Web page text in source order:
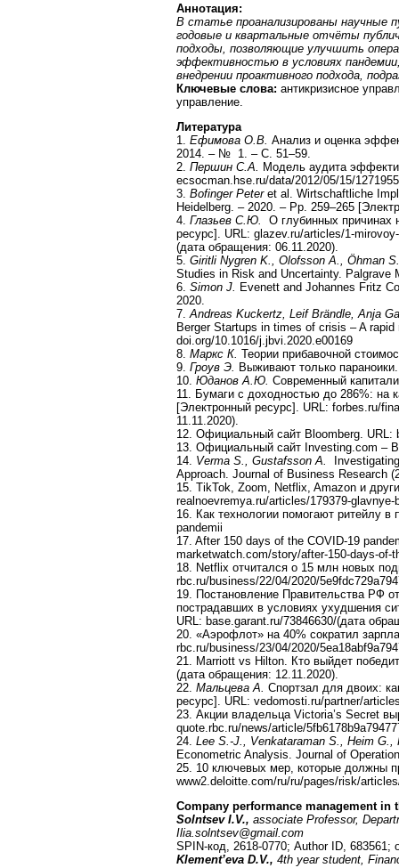
Аннотация:
В статье проанализированы научные
годовые и квартальные отчёты
подходы, позволяющие улучшить
эффективностью в условиях
внедрении проактивного подхода,
Ключевые слова: антикризисное
управление.
Литература
1. Ефимова О.В. Анализ и оценка
2014. – № 1. – С. 51–59.
2. Першин С.А.
Модель аудита
ecsocman.hse.ru/data/2012/05/15/
3. Bofinger Peteret al. Wirtschaftliche
Heidelberg. – 2020. – Pp. 259–265
4. Глазьев С.Ю.
О глубинных причинах
ресурс]. URL: glazev.ru/articles/1-
(дата обращения: 06.11.2020).
5. Giritli Nygren K., Olofsson A., Öhman S.
Studies in Risk and Uncertainty. Palgrave
6. Simon J.
Evenett and Johannes Fritz
2020.
7. Andreas Kuckertz, Leif Brändle, Anja
Berger Startups in times of crisis – A
doi.org/10.1016/j.jbvi.2020.e00169
8. Маркс К. Теории прибавочной
9. Гроув Э.
Выживают только
10. Юданов А.Ю. Современный
11. Бумаги с доходностью до 286%:
[Электронный ресурс]. URL: forbes.ru/
11.11.2020).
12. Официальный сайт Bloomberg. URL:
13. Официальный сайт Investing.com –
14. Verma S., Gustafsson A.
Approach. Journal of Business Research
15. TikTok, Zoom, Netflix, Amazon и
realnoevremya.ru/articles/179379-
16. Как технологии помогают ритейлу
pandemii
17. After 150 days of the COVID-19
marketwatch.com/story/after-150-days-of-
18. Netflix отчитался о 15 млн новых
rbc.ru/business/22/04/2020/
19. Постановление Правительства РФ
пострадавших в условиях ухудшения
URL: base.garant.ru/73846630/(дата
20. «Аэрофлот» на 40% сократил
rbc.ru/business/23/04/2020/
21. Marriott vs Hilton. Кто выйдет
(дата обращения: 12.11.2020).
22. Мальцева А. Спортзал для двоих:
ресурс]. URL: vedomosti.ru/partner/
23. Акции владельца Victoria’s Secret
quote.rbc.ru/news/article/
24. Lee S.-J., Venkataraman S., Heim G.,
Econometric Analysis. Journal of
25. 10 ключевых мер, которые должны
www2.deloitte.com/ru/ru/pages/risk/
Company performance management
Solntsev I.V., associate Professor,
Ilia.solntsev@gmail.com
SPIN-код, 2618-0770; Author ID, 683561;
Klement’eva D.V., 4th year student,